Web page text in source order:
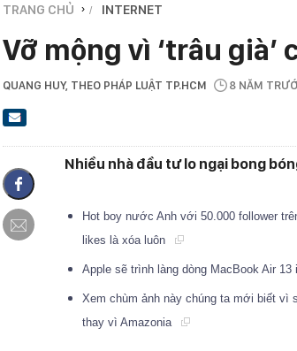
TRANG CHỦ › INTERNET
Vỡ mộng vì ‘trâu già’
QUANG HUY, THEO PHÁP LUẬT TP.HCM 8 NĂM
Nhiều nhà đầu tư lo ngại bong
Hot boy nước Anh với 50.000 follower
likes là xóa luôn
Apple sẽ trình làng dòng MacBook Air
Xem chùm ảnh này chúng ta mới biết vì
thay vì Amazonia